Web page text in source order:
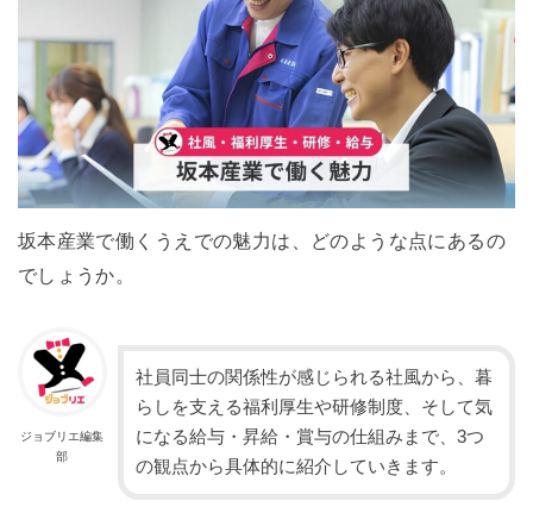
坂本産業で働くうえでの魅力は、どのような点にあるの
でしょうか。
ジョブリエ編集
部
社員同士の関係性が感じられる社風から、暮
らしを支える福利厚生や研修制度、そして気
になる給与・昇給・賞与の仕組みまで、3つ
の観点から具体的に紹介していきます。